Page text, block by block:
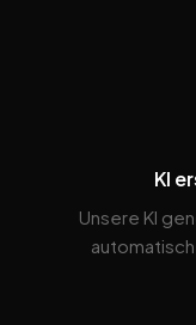
KI
Unsere KI